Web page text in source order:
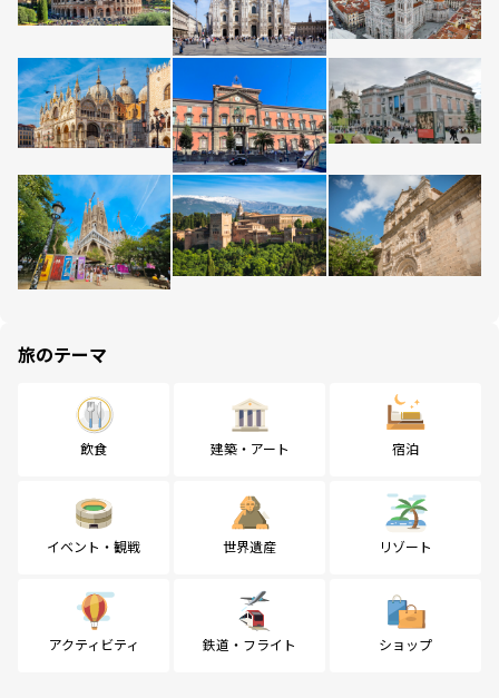
旅のテーマ
飲食 建築・アート 宿泊
イベント・観戦 世界遺産 リゾート
アクティビティ 鉄道・フライト ショップ